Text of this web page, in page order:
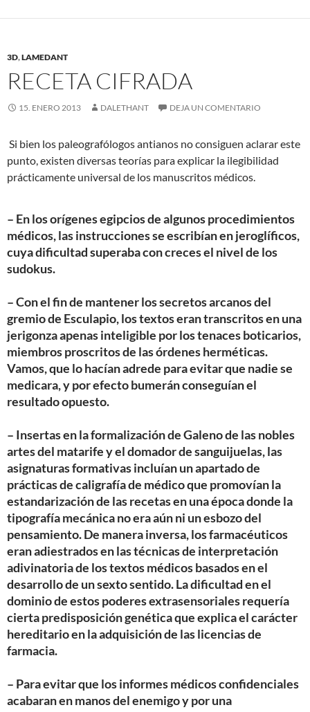
3D,LAMEDANT
RECETA CIFRADA
15. ENERO 2013 DALETHANT DEJA UN COMENTARIO
Si bien los paleografólogos antianos no consiguen aclarar este
punto, existen diversas teorías para explicar la ilegibilidad
prácticamente universal de los manuscritos médicos.
– En los orígenes egipcios de algunos procedimientos
médicos, las instrucciones se escribían en jeroglíficos,
cuya dificultad superaba con creces el nivel de los
sudokus.
– Con el fin de mantener los secretos arcanos del
gremio de Esculapio, los textos eran transcritos en una
jerigonza apenas inteligible por los tenaces boticarios,
miembros proscritos de las órdenes herméticas.
Vamos, que lo hacían adrede para evitar que nadie se
medicara, y por efecto bumerán conseguían el
resultado opuesto.
– Insertas en la formalización de Galeno de las nobles
artes del matarife y el domador de sanguijuelas, las
asignaturas formativas incluían un apartado de
prácticas de caligrafía de médico que promovían la
estandarización de las recetas en una época donde la
tipografía mecánica no era aún ni un esbozo del
pensamiento. De manera inversa, los farmacéuticos
eran adiestrados en las técnicas de interpretación
adivinatoria de los textos médicos basados en el
desarrollo de un sexto sentido. La dificultad en el
dominio de estos poderes extrasensoriales requería
cierta predisposición genética que explica el carácter
hereditario en la adquisición de las licencias de
farmacia.
– Para evitar que los informes médicos confidenciales
acabaran en manos del enemigo y por una